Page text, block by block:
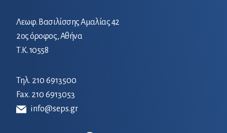
Λεωφ. Βασιλίσσης Αμαλίας 42
2ος όροφος, Αθήνα
Τ.Κ. 10558
Τηλ. 210 6913500
Fax. 210 6913053
info@seps.gr